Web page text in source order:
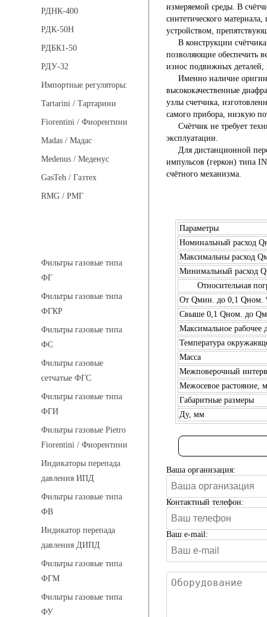
РДНК-400
РДК-50Н
РДБК1-50
РДУ-32
Импортные регуляторы:
Tartarini / Тартарини
Fiorentini / Фиорентини
Madas / Мадас
Medenus / Меденус
GasTeh / Газтех
RMG / РМГ
Фильтры газовые типа
ФГ
Фильтры газовые типа
ФГКР
Фильтры газовые типа
ФС
Фильтры газовые
сетчатые ФГС
Фильтры газовые типа
ФГИ
Фильтры газовые Pietro
Fiorentini / Фиорентини
Индикаторы перепада
давления ИПД
Фильтры газовые типа
ФВ
Индикатор перепада
давления ДИПД
Фильтры газовые типа
ФГМ
Фильтры газовые типа
ФУ
измеряемой среды. В
синтетического
устройством,
В конструкции счётчика
позволяющие обеспечить
износ подвижных деталей,
Именно наличие
высококачественные
узлы счетчика,
самого прибора, низкую
Счётчик не требует
эксплуатации.
Для дистанционной
импульсов (геркон) типа
счётного механизма.
Параметры
Номинальный расход
Максимальны расход
Минимальный расход
Относительная
От Qмин. до 0,1 Qном.
Свыше 0,1 Qном. до
Максимальное рабочее
Температура
Масса
Межповерочный
Межосевое растояние,
Габаритные размеры
Ду, мм
Ваша организация:
Контактный телефон:
Ваш e-mail: